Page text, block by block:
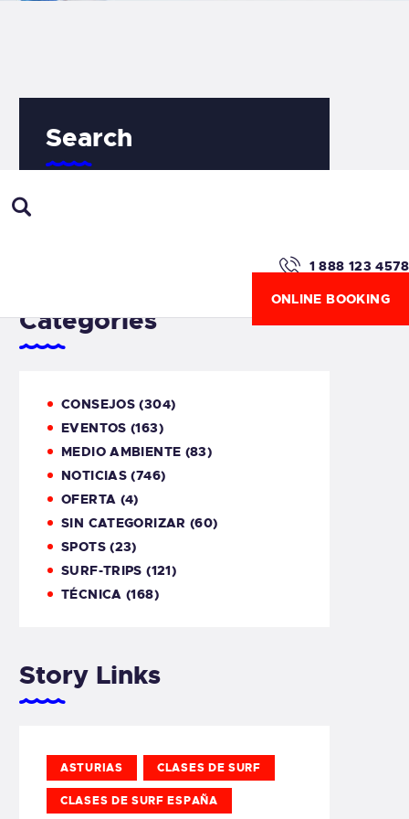
1 888 123 4578
ONLINE BOOKING
Search
Categories
CONSEJOS (304)
EVENTOS (163)
MEDIO AMBIENTE (83)
NOTICIAS (746)
OFERTA (4)
SIN CATEGORIZAR (60)
SPOTS(23)
SURF-TRIPS (121)
TÉCNICA (168)
Story Links
ASTURIAS CLASES DE SURF
CLASES DE SURF ESPAÑA